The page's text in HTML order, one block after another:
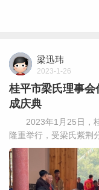
梁迅玮
2023-1-26
桂平市梁氏理事
成庆典
2023年1月25日，桂
隆重举行，受梁氏紫荆